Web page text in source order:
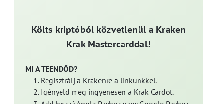
Költs kriptóból közvetlenül a Kraken
Krak Mastercarddal!
MI A TEENDŐD?
Regisztrálj a Krakenre a linkünkkel.
Igényeld meg ingyenesen a Krak Cardot.